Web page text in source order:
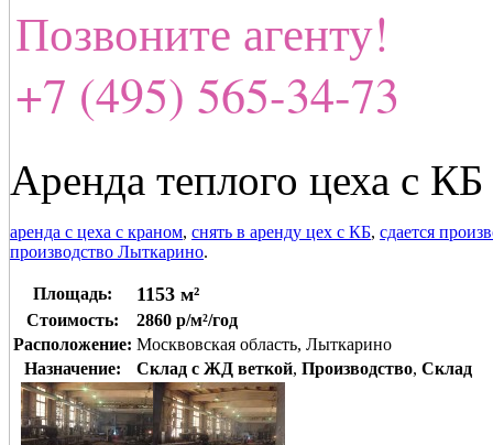
Позвоните агенту!
+7 (495) 565-34-73
Аренда теплого цеха с
аренда с цеха с краном, снять в аренду цех с КБ, сдается
производство Лыткарино.
Площадь: 1153 м²
Стоимость:
2860 р/м²/год
Расположение: Москвовская область, Лыткарино
Назначение:
Склад с ЖД веткой, Производство, Склад